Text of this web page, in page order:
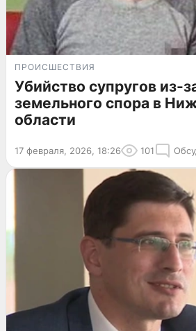
ПРОИСШЕСТВИЯ
Убийство супругов из-
земельного спора в
области
17 февраля, 2026, 18:26 101